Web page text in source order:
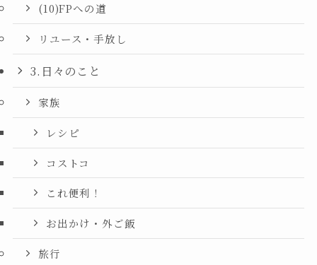
(10)FPへの道
リユース・手放し
3.日々のこと
家族
レシピ
コストコ
これ便利！
お出かけ・外ご飯
旅行